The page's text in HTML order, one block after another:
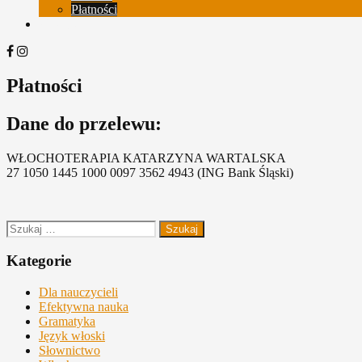
Płatności
Facebook
Instagram
Płatności
Dane do przelewu:
WŁOCHOTERAPIA KATARZYNA WARTALSKA
27 1050 1445 1000 0097 3562 4943 (ING Bank Śląski)
Szukaj:
Kategorie
Dla nauczycieli
Efektywna nauka
Gramatyka
Język włoski
Słownictwo